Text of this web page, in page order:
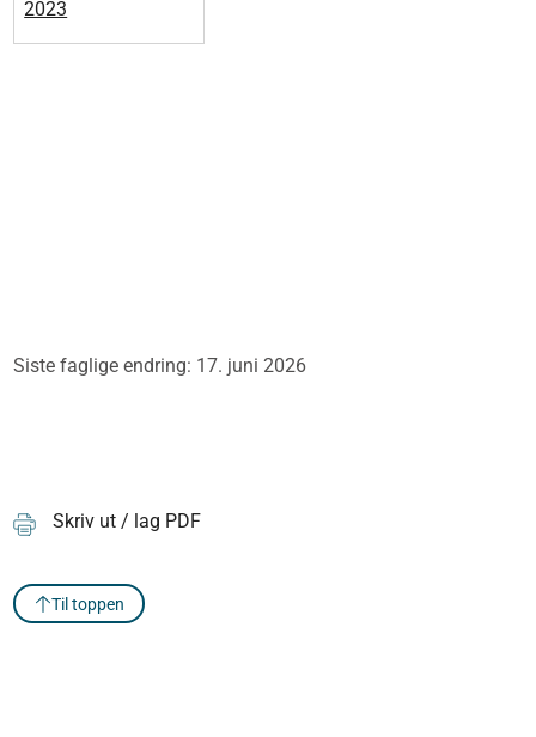
2023
Siste faglige endring: 17. juni 2026
Skriv ut / lag PDF
Til toppen